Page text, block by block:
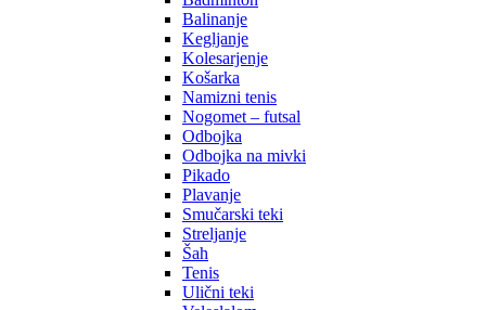
Balinanje
Kegljanje
Kolesarjenje
Košarka
Namizni tenis
Nogomet – futsal
Odbojka
Odbojka na mivki
Pikado
Plavanje
Smučarski teki
Streljanje
Šah
Tenis
Ulični teki